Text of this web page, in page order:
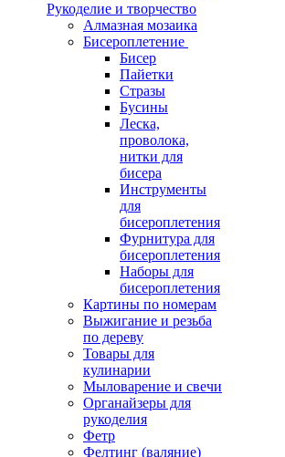
Рукоделие и творчество
Алмазная мозаика
Бисероплетение
Бисер
Пайетки
Стразы
Бусины
Леска,
проволока,
нитки для
бисера
Инструменты
для
бисероплетения
Фурнитура для
бисероплетения
Наборы для
бисероплетения
Картины по номерам
Выжигание и резьба
по дереву
Товары для
кулинарии
Мыловарение и свечи
Органайзеры для
рукоделия
Фетр
Фелтинг (валяние)